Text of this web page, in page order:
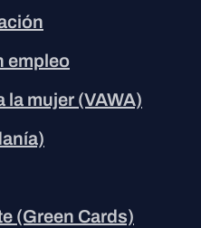
empleo
mujer (VAWA)
(Green Cards)